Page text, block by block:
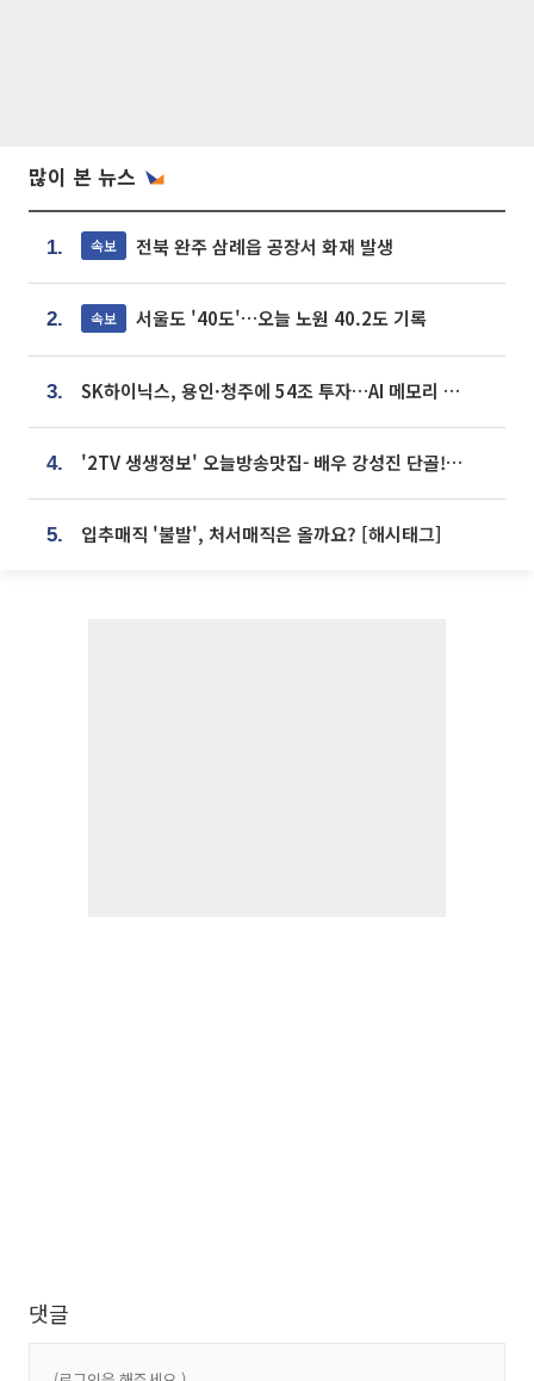
많이 본 뉴스
1. 속보 전북 완주 삼례읍 공장서 화재 발생
2. 속보 서울도 '40도'…오늘 노원 40.2도 기록
3. SK하이닉스, 용인·청주에 54조 투자…AI 메모리 생산기지 키운다
4. '2TV 생생정보' 오늘방송맛집- 배우 강성진 단골! 쌀국수ㆍ푸팟퐁 커리 맛집 '블○○○'
5. 입추매직 '불발', 처서매직은 올까요? [해시태그]
댓글